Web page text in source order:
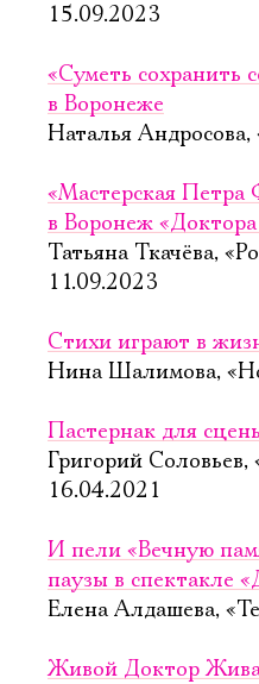
15.09.2023
«Суметь сохранить
в Воронеже
Наталья Андросова,
«Мастерская Петра
в Воронеж
Татьяна Ткачёва,
11.09.2023
Стихи играют в
Нина Шалимова,
Пастернак для
Григорий Соловьев,
16.04.2021
И пели «Вечную
паузы в спектакле
Елена Алдашева,
Живой Доктор